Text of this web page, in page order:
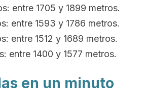
entre 1705 y 1899 metros.
entre 1593 y 1786 metros.
entre 1512 y 1689 metros.
entre 1400 y 1577 metros.
en un minuto